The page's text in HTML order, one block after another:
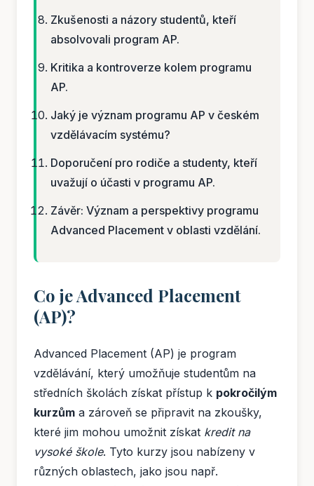
Zkušenosti a názory studentů, kteří
absolvovali program AP.
Kritika a kontroverze kolem programu
AP.
Jaký je význam programu AP v českém
vzdělávacím systému?
Doporučení pro rodiče a studenty, kteří
uvažují o účasti v programu AP.
Závěr: Význam a perspektivy programu
Advanced Placement v oblasti vzdělání.
Co je Advanced Placement
(AP)?
Advanced Placement (AP) je program
vzdělávání, který umožňuje studentům na
středních školách získat přístup k pokročilým
kurzům a zároveň se připravit na zkoušky,
které jim mohou umožnit získat kredit na
vysoké škole. Tyto kurzy jsou nabízeny v
různých oblastech, jako jsou např.